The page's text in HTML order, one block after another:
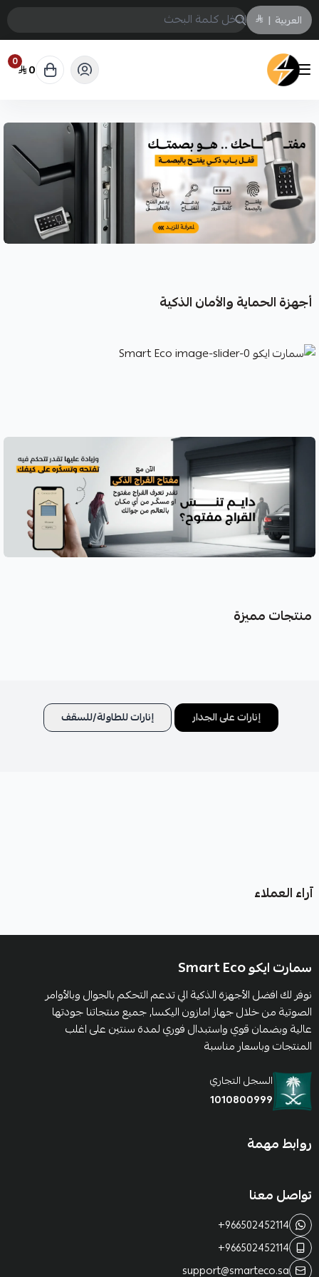
العربية |
سمارت ايكو Smart Eco
0 0
أجهزة الحماية والأمان الذكية
منتجات مميزة
إنارات على الجدار إنارات للطاولة/للسقف
آراء العملاء
سمارت ايكو Smart Eco
نوفر لك افضل الأجهزة الذكية الي تدعم التحكم بالجوال وبالأوامر
الصوتية من خلال جهاز امازون اليكسا, جميع منتجاتنا جودتها
عالية وبضمان قوي واستبدال فوري لمدة سنتين على اغلب
المنتجات وباسعار مناسبة
السجل التجاري
1010800999
روابط مهمة
تواصل معنا
+966502452114
+966502452114
support@smarteco.sa